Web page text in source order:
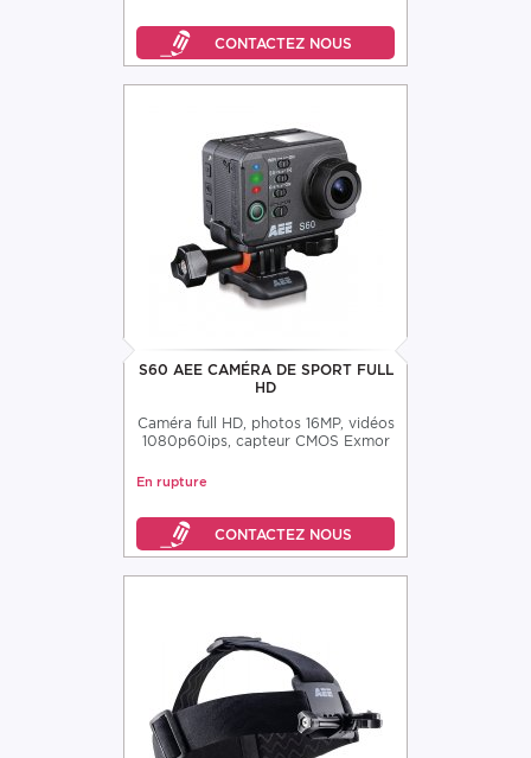
S60 AEE CAMÉRA DE SPORT FULL
HD
Caméra full HD, photos 16MP, vidéos
1080p60ips, capteur CMOS Exmor
En rupture